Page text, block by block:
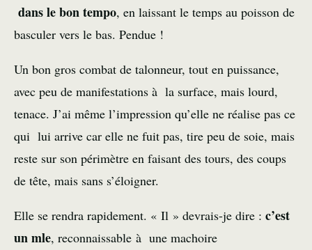
dans le bon tempo, en laissant le temps au poisson de
basculer vers le bas. Pendue !
Un bon gros combat de talonneur, tout en puissance,
avec peu de manifestations à la surface, mais lourd,
tenace. J’ai même l’impression qu’elle ne réalise pas ce
qui lui arrive car elle ne fuit pas, tire peu de soie, mais
reste sur son périmètre en faisant des tours, des coups
de tête, mais sans s’éloigner.
Elle se rendra rapidement. « Il » devrais-je dire : c’est
un mle, reconnaissable à une machoire